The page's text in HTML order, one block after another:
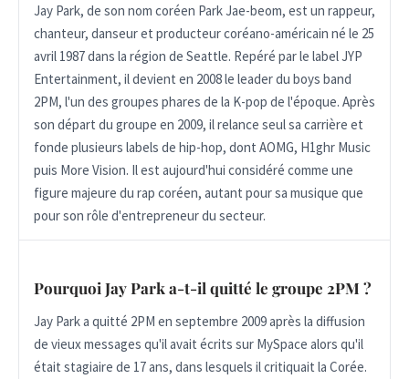
Jay Park, de son nom coréen Park Jae-beom, est un rappeur,
chanteur, danseur et producteur coréano-américain né le 25
avril 1987 dans la région de Seattle. Repéré par le label JYP
Entertainment, il devient en 2008 le leader du boys band
2PM, l'un des groupes phares de la K-pop de l'époque. Après
son départ du groupe en 2009, il relance seul sa carrière et
fonde plusieurs labels de hip-hop, dont AOMG, H1ghr Music
puis More Vision. Il est aujourd'hui considéré comme une
figure majeure du rap coréen, autant pour sa musique que
pour son rôle d'entrepreneur du secteur.
Pourquoi Jay Park a-t-il quitté le groupe 2PM ?
Jay Park a quitté 2PM en septembre 2009 après la diffusion
de vieux messages qu'il avait écrits sur MySpace alors qu'il
était stagiaire de 17 ans, dans lesquels il critiquait la Corée.